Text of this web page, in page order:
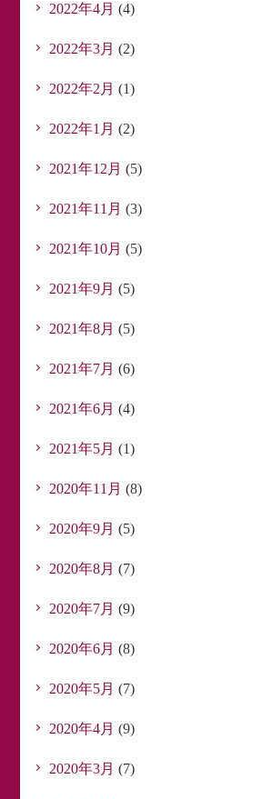
2022年4月 (4)
2022年3月 (2)
2022年2月 (1)
2022年1月 (2)
2021年12月 (5)
2021年11月 (3)
2021年10月 (5)
2021年9月 (5)
2021年8月 (5)
2021年7月 (6)
2021年6月 (4)
2021年5月 (1)
2020年11月 (8)
2020年9月 (5)
2020年8月 (7)
2020年7月 (9)
2020年6月 (8)
2020年5月 (7)
2020年4月 (9)
2020年3月 (7)